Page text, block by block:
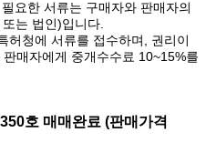
요한 서류는 구매자와 판매자의
는 법인)입니다.
청에 서류를 접수하며, 권리이
매자에게 중개수수료 10~15%를
호 매매완료 (판매가격